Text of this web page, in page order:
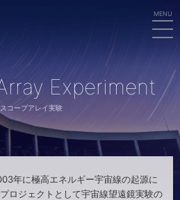
MEN
Experiment
コープアレイ実験
年に極高エネルギー宇宙線の起源に
ロジェクトとして宇宙線望遠鏡実験の